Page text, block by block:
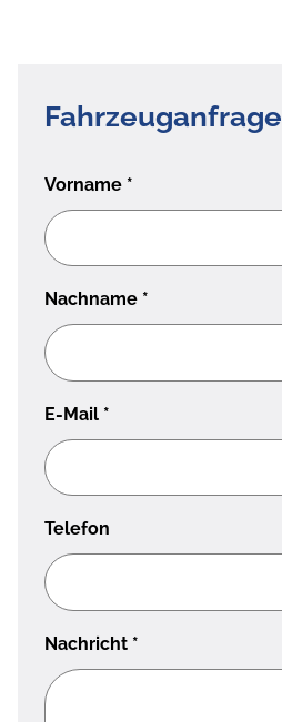
Fahrzeuganfrage
Vorname *
Nachname *
E-Mail *
Telefon
Nachricht *